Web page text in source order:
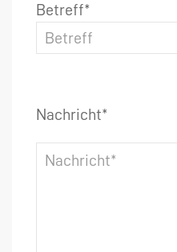
Betreff*
Nachricht*